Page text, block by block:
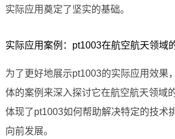
实际应用奠定了坚实的基础。
实际应用案例：pt1003在航空航天领域
为了更好地展示pt1003的实际应用效果
体的案例来深入探讨它在航空航天领域
体现了pt1003如何帮助解决特定的技术
向前发展。